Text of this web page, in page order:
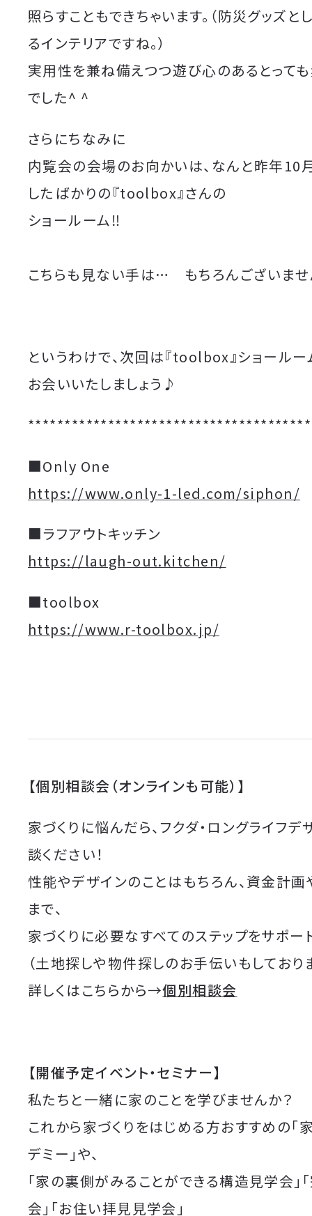
照らすこともできちゃいます。（防災グッズと
るインテリアですね。）
実用性を兼ね備えつつ遊び心のあるとって
でした^ ^
さらにちなみに
内覧会の会場のお向かいは、なんと昨年10
したばかりの『toolbox』さんの
ショールーム‼︎
こちらも見ない手は… もちろんございませ
というわけで、次回は『toolbox』ショール
お会いいたしましょう♪
■Only One
https://www.only-1-led.com/siphon/
■ラフアウトキッチン
https://laugh-out.kitchen/
■toolbox
https://www.r-toolbox.jp/
【個別相談会（オンラインも可能）】
家づくりに悩んだら、フクダ・ロングライフ
談ください！
性能やデザインのことはもちろん、資金計
まで、
家づくりに必要なすべてのステップをサポー
（土地探しや物件探しのお手伝いもしており
詳しくはこちらから→個別相談会
【開催予定イベント・セミナー】
私たちと一緒に家のことを学びませんか？
これから家づくりをはじめる方おすすめの「
デミー」や、
「家の裏側がみることができる構造見学会」
会」「お住い拝見見学会」